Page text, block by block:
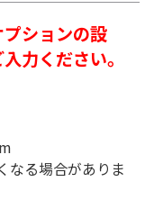
ションの設
力ください。
る場合がありま